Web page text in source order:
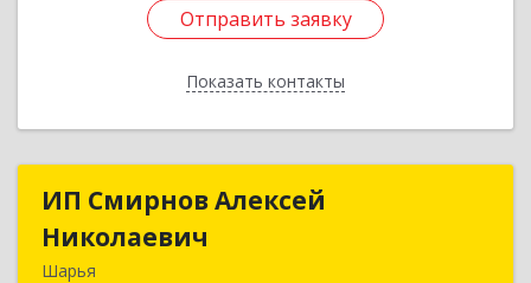
Отправить заявку
Показать контакты
Отправить заявку
Назад
ИП Смирнов Алексей
Николаевич
Шарья
ИП Смирнов Алексей